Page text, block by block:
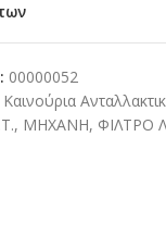
00000052
Καινούρια
, ΜΗΧΑΝΗ, ΦΙΛΤΡΟ